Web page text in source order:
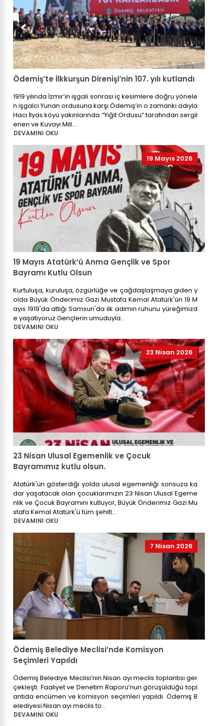
Ödemiş’te İlkkurşun Direnişi’nin 107. yılı kutlandı
1919 yılında İzmir’in işgali sonrası iç kesimlere doğru yönele
n işgalci Yunan ordusuna karşı Ödemiş’in o zamanki adıyla
Hacı İlyas köyü yakınlarında “Yiğit Ordusu” tarafından sergil
enen ve Kuvayı Mill...
DEVAMINI OKU
19 Mayıs 2026
19 Mayıs Atatürk’ü Anma Gençlik ve Spor
Bayramı Kutlu Olsun
Kurtuluşa, kuruluşa, özgürlüğe ve çağdaşlaşmaya giden y
olda Büyük Önderimiz Gazi Mustafa Kemal Atatürk'ün 19 M
ayıs 1919'da attığı Samsun'da ilk adımın ruhunu yüreğimizd
e yaşatıyoruz.Gençlerin umuduyla...
DEVAMINI OKU
23 Nisan 2026
23 Nisan Ulusal Egemenlik ve Çocuk
Bayramımız kutlu olsun.
Atatürk'ün gösterdiği yolda ulusal egemenliği sonsuza ka
dar yaşatacak olan çocuklarımızın 23 Nisan Ulusal Egeme
nlik ve Çocuk Bayramını kutluyor, Büyük Önderimiz Gazi Mu
stafa Kemal Atatürk'ü tüm şehitl...
DEVAMINI OKU
7 Nisan 2026
Ödemiş Belediye Meclisi’nde Komisyon
Seçimleri Yapıldı
Ödemiş Belediye Meclisi’nin Nisan ayı meclis toplantısı ger
çekleşti. Faaliyet ve Denetim Raporu’nun görüşüldüğü topl
antıda encümen ve komisyon seçimleri yapıldı. Ödemiş B
elediyesi Nisan ayı meclis to...
DEVAMINI OKU